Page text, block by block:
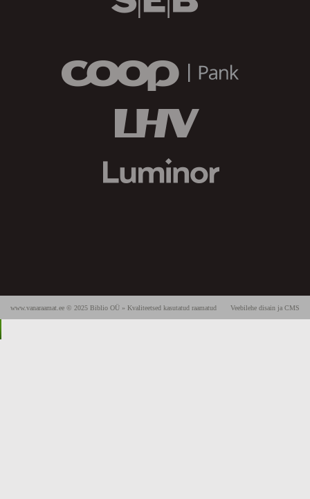
Veebilehe disain ja CMS
www.vanaraamat.ee © 2025 Biblio OÜ » Kvaliteetsed kasutatud raamatud